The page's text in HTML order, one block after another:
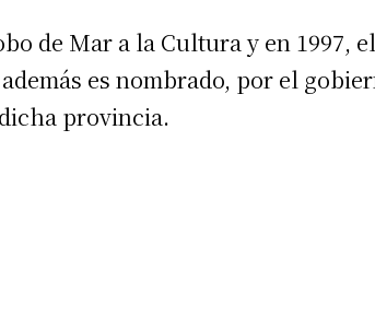
de Mar a la Cultura y en 1997, el
es nombrado, por el
provincia.